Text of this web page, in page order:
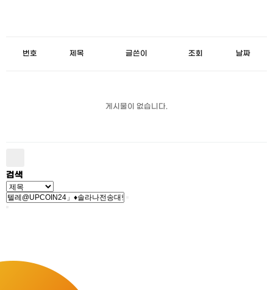
번호 제목 글쓴이 조회 날짜
게시물이 없습니다.
검색